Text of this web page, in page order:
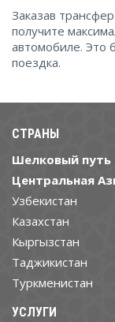
Заказав
получите
автомобиле. Это
поездка.
СТРАНЫ
Шелковый путь
Центральная
Узбекистан
Казахстан
Кыргызстан
Таджикистан
Туркменистан
УСЛУГИ